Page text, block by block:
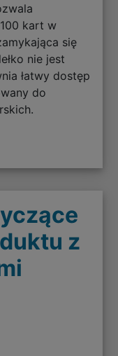
kart w
się
nie jest
łatwy dostęp
do
z